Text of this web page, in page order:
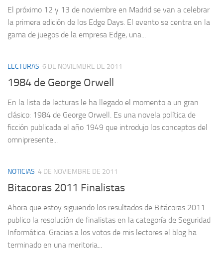
El próximo 12 y 13 de noviembre en Madrid se van a celebrar
la primera edición de los Edge Days. El evento se centra en la
gama de juegos de la empresa Edge, una...
LECTURAS 6 DE NOVIEMBRE DE 2011
1984 de George Orwell
En la lista de lecturas le ha llegado el momento a un gran
clásico: 1984 de George Orwell. Es una novela política de
ficción publicada el año 1949 que introdujo los conceptos del
omnipresente...
NOTICIAS 4 DE NOVIEMBRE DE 2011
Bitacoras 2011 Finalistas
Ahora que estoy siguiendo los resultados de Bitácoras 2011
publico la resolución de finalistas en la categoría de Seguridad
Informática. Gracias a los votos de mis lectores el blog ha
terminado en una meritoria...